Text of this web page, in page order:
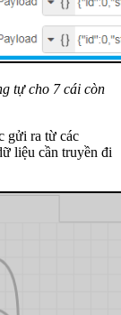
tự cho 7 cái còn
gửi ra từ các
liệu cần truyền đi